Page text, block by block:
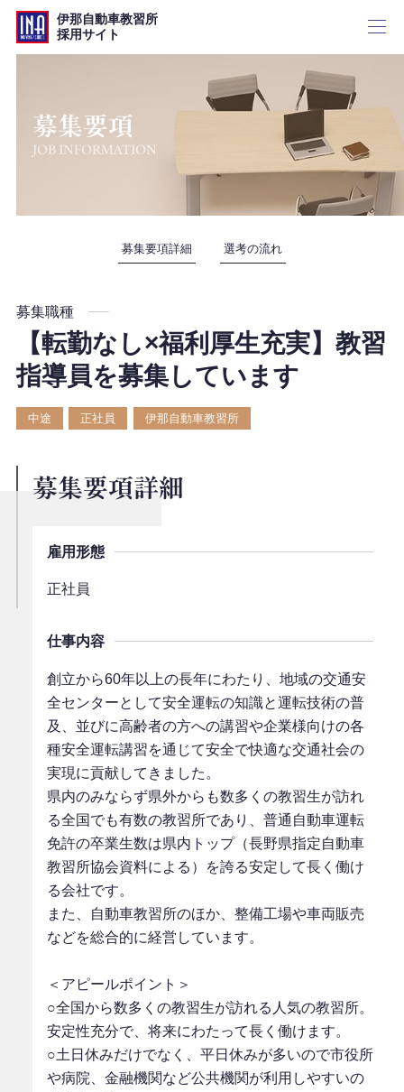
伊那自動車教習所
採用サイト
募集要項
JOB INFORMATION
募集要項詳細 選考の流れ
募集職種
【転勤なし×福利厚生充実】教習
指導員を募集しています
中途 正社員 伊那自動車教習所
募集要項詳細
雇用形態
正社員
仕事内容
創立から60年以上の長年にわたり、地域の交通安
全センターとして安全運転の知識と運転技術の普
及、並びに高齢者の方への講習や企業様向けの各
種安全運転講習を通じて安全で快適な交通社会の
実現に貢献してきました。
県内のみならず県外からも数多くの教習生が訪れ
る全国でも有数の教習所であり、普通自動車運転
免許の卒業生数は県内トップ（長野県指定自動車
教習所協会資料による）を誇る安定して長く働け
る会社です。
また、自動車教習所のほか、整備工場や車両販売
などを総合的に経営しています。
＜アピールポイント＞
○全国から数多くの教習生が訪れる人気の教習所。
安定性充分で、将来にわたって長く働けます。
○土日休みだけでなく、平日休みが多いので市役所
や病院、金融機関など公共機関が利用しやすいの
トップ
新卒採用
中途採用
お問い合わせ